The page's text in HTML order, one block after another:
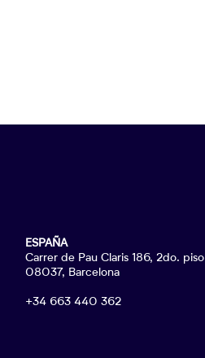
ESPAÑA
Carrer de Pau Claris 186, 2do. piso
08037, Barcelona
+34 663 440 362